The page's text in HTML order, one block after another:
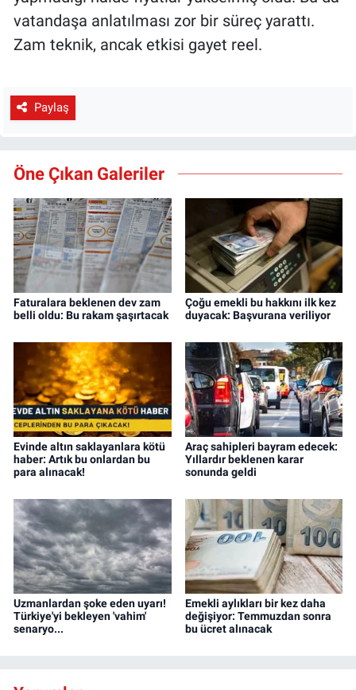
vatandaşa anlatılması zor bir süreç yarattı.
Zam teknik, ancak etkisi gayet reel.
Paylaş
Öne Çıkan Galeriler
Faturalara beklenen dev zam
belli oldu: Bu rakam şaşırtacak
Çoğu emekli bu hakkını ilk kez
duyacak: Başvurana veriliyor
Evinde altın saklayanlara kötü
haber: Artık bu onlardan bu
para alınacak!
Araç sahipleri bayram edecek:
Yıllardır beklenen karar
sonunda geldi
Uzmanlardan şoke eden uyarı!
Türkiye'yi bekleyen 'vahim'
senaryo...
Emekli aylıkları bir kez daha
değişiyor: Temmuzdan sonra
bu ücret alınacak